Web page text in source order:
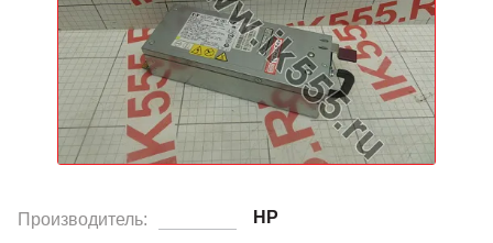
Производитель: HP